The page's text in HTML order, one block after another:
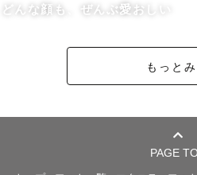
長久手市・日進市　　　　　　
※野間灯台は追加交通費なしで
伊勢市　　＋5,000円
どんな顔も、ぜんぶ愛おしい
もっと
PAGE